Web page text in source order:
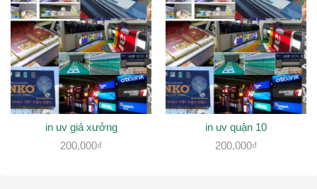
in uv giá xưởng
200,000₫
in uv quận 10
200,000₫